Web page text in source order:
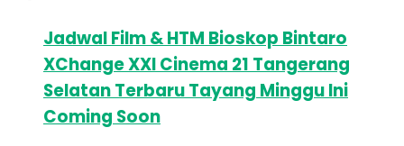
Jadwal Film & HTM Bioskop Bintaro
XChange XXI Cinema 21 Tangerang
Selatan Terbaru Tayang Minggu Ini
Coming Soon